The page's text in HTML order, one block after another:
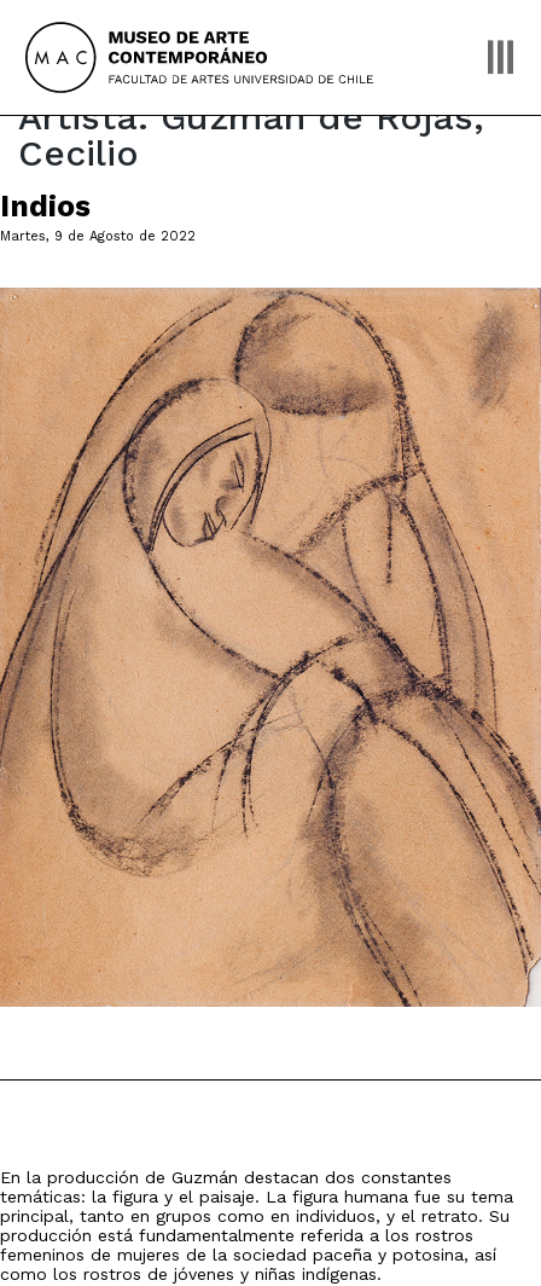
content
Artista:Guzmán de Rojas,
Cecilio
Indios
Martes, 9 de Agosto de 2022
En la producción de Guzmán destacan dos constantes
temáticas: la figura y el paisaje. La figura humana fue su tema
principal, tanto en grupos como en individuos, y el retrato. Su
producción está fundamentalmente referida a los rostros
femeninos de mujeres de la sociedad paceña y potosina, así
como los rostros de jóvenes y niñas indígenas.